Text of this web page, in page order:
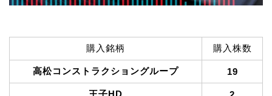
購入銘柄 購入株数
高松コンストラクショングループ 19
王子HD